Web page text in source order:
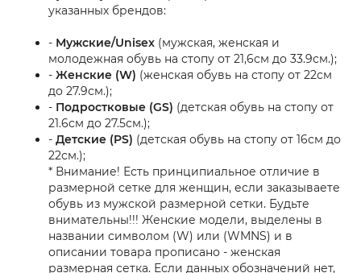
указанных брендов:
- Мужские/Unisex (мужская, женская и
молодежная обувь на стопу от 21,6см до 33.9см.);
- Женские (W) (женская обувь на стопу от 22см
до 27.9см.);
- Подростковые (GS) (детская обувь на стопу от
21.6см до 27.5см.);
- Детские (PS) (детская обувь на стопу от 16см до
22см.);
* Внимание! Есть принципиальное отличие в
размерной сетке для женщин, если заказываете
обувь из мужской размерной сетки. Будьте
внимательны!!! Женские модели, выделены в
названии символом (W) или (WMNS) и в
описании товара прописано - женская
размерная сетка. Если данных обозначений нет,